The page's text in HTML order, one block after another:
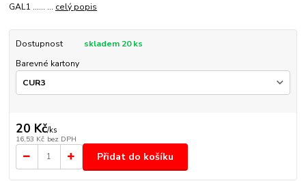
GAL1 ...... ... celý popis
Dostupnost
skladem 20 ks
Barevné kartony
20 Kč/ks
16,53 Kč bez DPH
Přidat do košíku